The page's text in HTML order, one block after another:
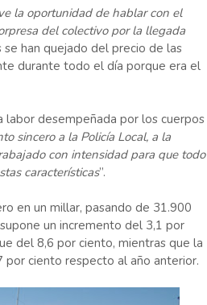
la oportunidad de hablar con el
del colectivo por la llegada
han quejado del precio de las
durante todo el día porque era el
labor desempeñada por los cuerpos
sincero a la Policía Local, a la
con intensidad para que todo
características”.
en un millar, pasando de 31.900
un incremento del 3,1 por
del 8,6 por ciento, mientras que la
por ciento respecto al año anterior.